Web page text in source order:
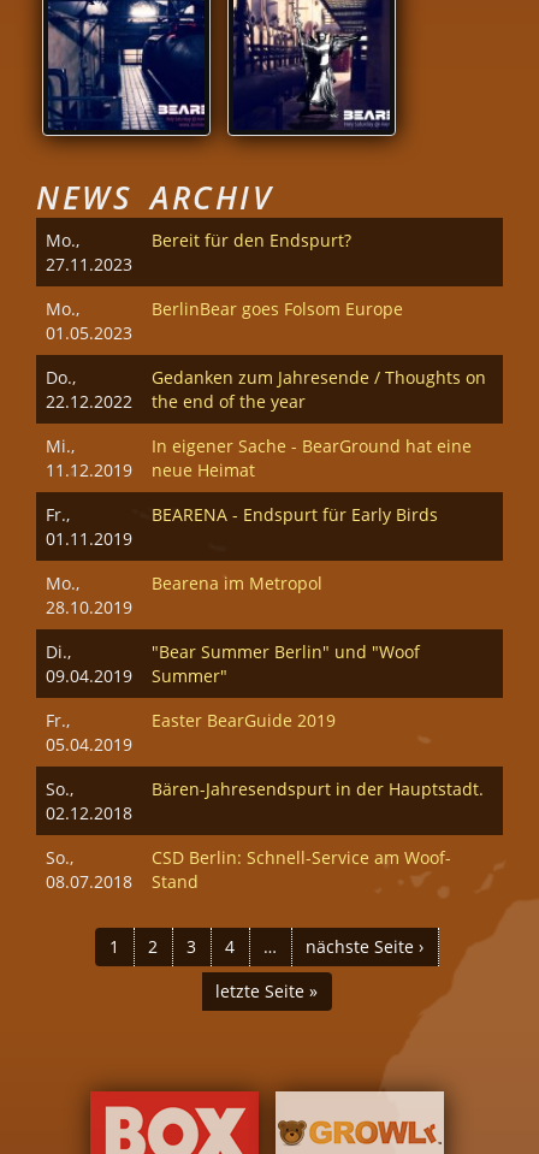
PROMO-09.JPG
NEWS ARCHIV
Mo.,
27.11.2023
Bereit für den Endspurt?
Mo.,
01.05.2023
BerlinBear goes Folsom Europe
Do.,
22.12.2022
Gedanken zum Jahresende / Thoughts on
the end of the year
Mi.,
11.12.2019
In eigener Sache - BearGround hat eine
neue Heimat
Fr.,
01.11.2019
BEARENA - Endspurt für Early Birds
Mo.,
28.10.2019
Bearena im Metropol
Di.,
09.04.2019
"Bear Summer Berlin" und "Woof
Summer"
Fr.,
05.04.2019
Easter BearGuide 2019
So.,
02.12.2018
Bären-Jahresendspurt in der Hauptstadt.
So.,
08.07.2018
CSD Berlin: Schnell-Service am Woof-
Stand
SEITEN
1 2 3 4 …
nächste Seite ›
letzte Seite »